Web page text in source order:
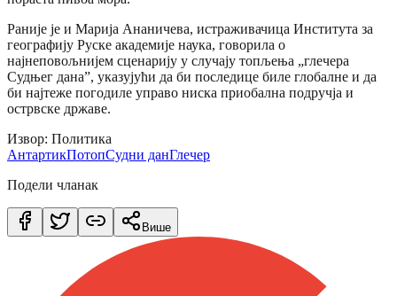
Раније је и Марија Ананичева, истраживачица Института за
географију Руске академије наука, говорила о
најнеповољнијем сценарију у случају топљења „глечера
Судњег дана”, указујући да би последице биле глобалне и да
би најтеже погодиле управо ниска приобална подручја и
острвске државе.
Извор: Политика
АнтартикПотопСудни данГлечер
Подели чланак
Више